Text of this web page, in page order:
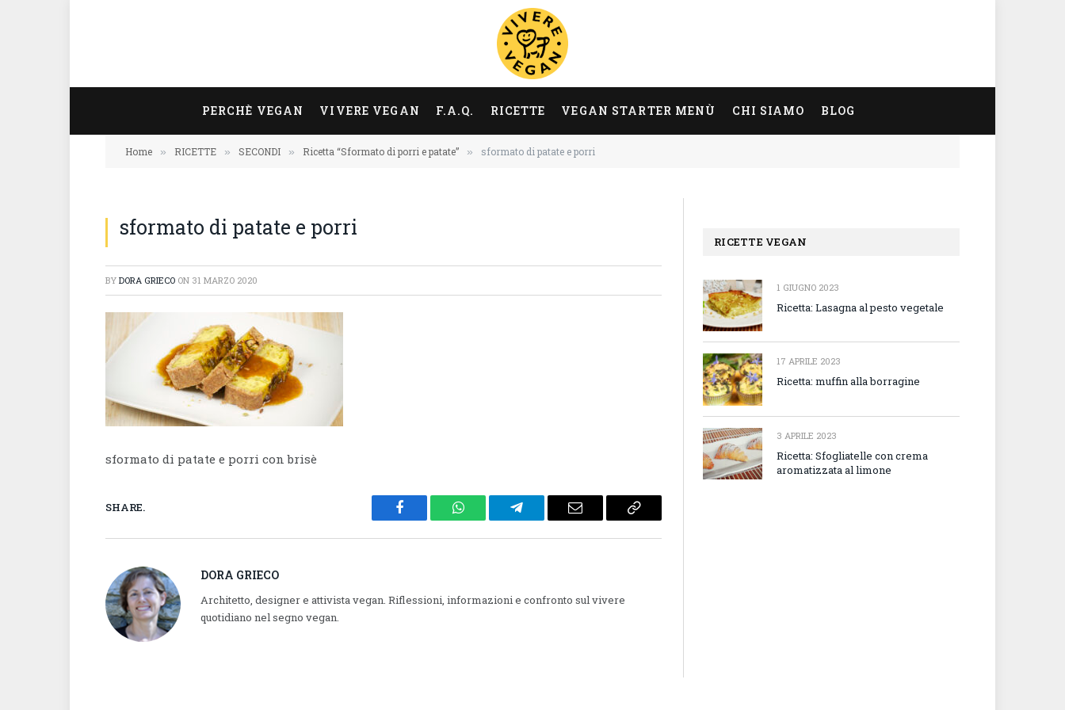
PERCHÈ VEGAN VIVERE VEGAN F.A.Q. RICETTE VEGAN STARTER MENÙ CHI SIAMO BLOG
Home » RICETTE » SECONDI » Ricetta “Sformato di porri e patate” » sformato di patate e porri
sformato di patate e porri
BY DORA GRIECO ON 31 MARZO 2020
sformato di patate e porri con brisè
SHARE.
Facebook WhatsAppTelegram Email
Copy
DORA GRIECO
Architetto, designer e attivista vegan. Riflessioni, informazioni e confronto sul vivere
quotidiano nel segno vegan.
RICETTE VEGAN
1 GIUGNO 2023
Ricetta: Lasagna al pesto vegetale
17 APRILE 2023
Ricetta: muffin alla borragine
3 APRILE 2023
Ricetta: Sfogliatelle con crema
aromatizzata al limone